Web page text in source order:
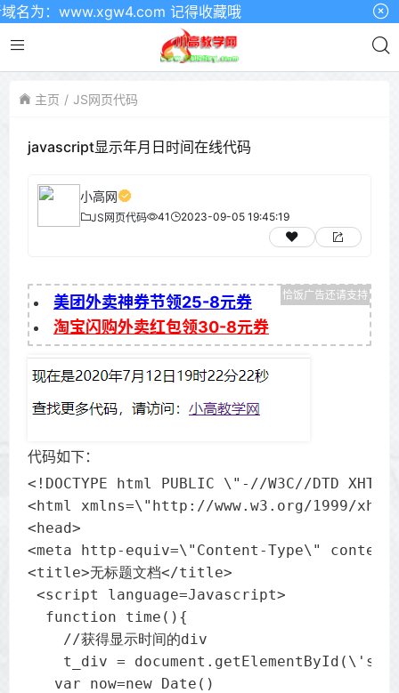
为：www.xgw4.com 记得收藏哦
主页 JS网页代码
javascript显示年月日时间在线代码
小高网
JS网页代码 41 2023-09-05 19:45:19
美团外卖神券节领25-8元券
淘宝闪购外卖红包领30-8元券
代码如下：
<!DOCTYPE html PUBLIC \"-//W3C//DTD
<html xmlns=\"http://www.w3.org/1999/
<head>
<meta http-equiv=\"Content-Type\"
<title>无标题文档</title>
<script language=Javascript>
  function time(){
    //获得显示时间的div
t_div =
   var now=new Date()